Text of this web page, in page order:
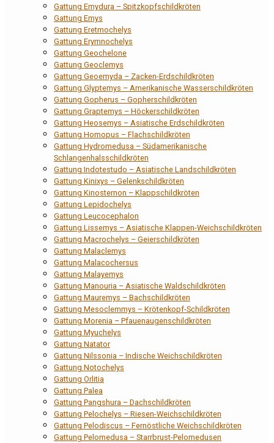
Gattung Emydura – Spitzkopfschildkröten
Gattung Emys
Gattung Eretmochelys
Gattung Erymnochelys
Gattung Geochelone
Gattung Geoclemys
Gattung Geoemyda – Zacken-Erdschildkröten
Gattung Glyptemys – Amerikanische Wasserschildkröten
Gattung Gopherus – Gopherschildkröten
Gattung Graptemys – Höckerschildkröten
Gattung Heosemys – Asiatische Erdschildkröten
Gattung Homopus – Flachschildkröten
Gattung Hydromedusa – Südamerikanische
Schlangenhalsschildkröten
Gattung Indotestudo – Asiatische Landschildkröten
Gattung Kinixys – Gelenkschildkröten
Gattung Kinosternon – Klappschildkröten
Gattung Lepidochelys
Gattung Leucocephalon
Gattung Lissemys – Asiatische Klappen-Weichschildkröten
Gattung Macrochelys – Geierschildkröten
Gattung Malaclemys
Gattung Malacochersus
Gattung Malayemys
Gattung Manouria – Asiatische Waldschildkröten
Gattung Mauremys – Bachschildkröten
Gattung Mesoclemmys – Krötenkopf-Schildkröten
Gattung Morenia – Pfauenaugenschildkröten
Gattung Myuchelys
Gattung Natator
Gattung Nilssonia – Indische Weichschildkröten
Gattung Notochelys
Gattung Orlitia
Gattung Palea
Gattung Pangshura – Dachschildkröten
Gattung Pelochelys – Riesen-Weichschildkröten
Gattung Pelodiscus – Fernöstliche Weichschildkröten
Gattung Pelomedusa – Starrbrust-Pelomedusen